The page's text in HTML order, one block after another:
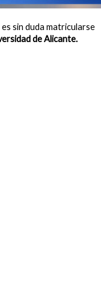
sin duda matricularse
de Alicante.